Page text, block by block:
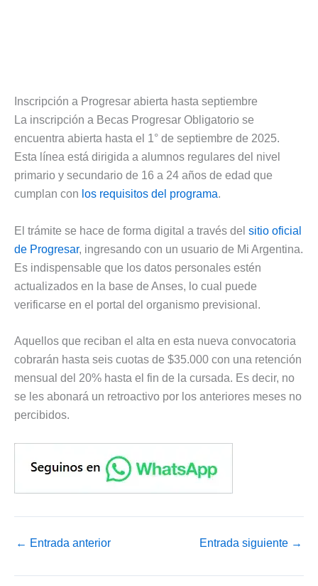
Inscripción a Progresar abierta hasta septiembre
La inscripción a Becas Progresar Obligatorio se
encuentra abierta hasta el 1° de septiembre de 2025.
Esta línea está dirigida a alumnos regulares del nivel
primario y secundario de 16 a 24 años de edad que
cumplan con los requisitos del programa.
El trámite se hace de forma digital a través del sitio oficial
de Progresar, ingresando con un usuario de Mi Argentina.
Es indispensable que los datos personales estén
actualizados en la base de Anses, lo cual puede
verificarse en el portal del organismo previsional.
Aquellos que reciban el alta en esta nueva convocatoria
cobrarán hasta seis cuotas de $35.000 con una retención
mensual del 20% hasta el fin de la cursada. Es decir, no
se les abonará un retroactivo por los anteriores meses no
percibidos.
← Entrada anterior Entrada siguiente →